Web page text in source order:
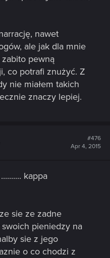
nawet
ale jak dla mnie
pewną
co potrafi znużyć. Z
nie miałem takich
znaczy lepiej.
#476
Apr 4, 2015
kappa
sie ze zadne
pieniedzy na
sie z jego
o co chodzi z